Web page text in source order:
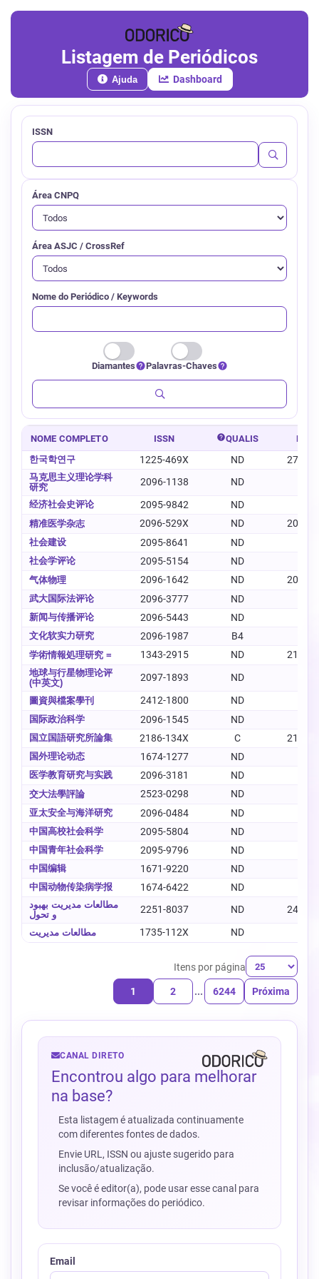
Listagem de Periódicos
Ajuda Dashboard
ISSN
Área CNPQ
Área ASJC / CrossRef
Nome do Periódico / Keywords
Diamantes Palavras-Chaves
NOME COMPLETO ISSN QUALIS
E-
한국학연구
1225-469X ND 2734-
马克思主义理论学科
研究
2096-1138 ND
经济社会史评论 2095-9842 ND
精准医学杂志 2096-529X ND 2096-
社会建设 2095-8641 ND
社会学评论 2095-5154 ND
气体物理 2096-1642 ND 2096-
武大国际法评论 2096-3777 ND
新闻与传播评论 2096-5443 ND
文化软实力研究 2096-1987 B4
学術情報処理研究 = 1343-2915 ND 2188-
地球与行星物理论评
(中英文)
2097-1893 ND
圖資與檔案學刊 2412-1800 ND
国际政治科学 2096-1545 ND
国立国語研究所論集 2186-134X C 2186-
国外理论动态 1674-1277 ND
医学教育研究与实践 2096-3181 ND
交大法學評論 2523-0298 ND
亚太安全与海洋研究 2096-0484 ND
中国高校社会科学 2095-5804 ND
中国青年社会科学 2095-9796 ND
中国编辑 1671-9220 ND
中国动物传染病学报 1674-6422 ND
‫مطالعات مدیریت بهبود
و تحول‮‬
2251-8037 ND 2476-
1735-112X ND
Itens por página
1 2 ... 6244 Próxima
CANAL DIRETO
Encontrou algo para melhorar
na base?
Esta listagem é atualizada continuamente
com diferentes fontes de dados.
Envie URL, ISSN ou ajuste sugerido para
inclusão/atualização.
Se você é editor(a), pode usar esse canal para
revisar informações do periódico.
Email